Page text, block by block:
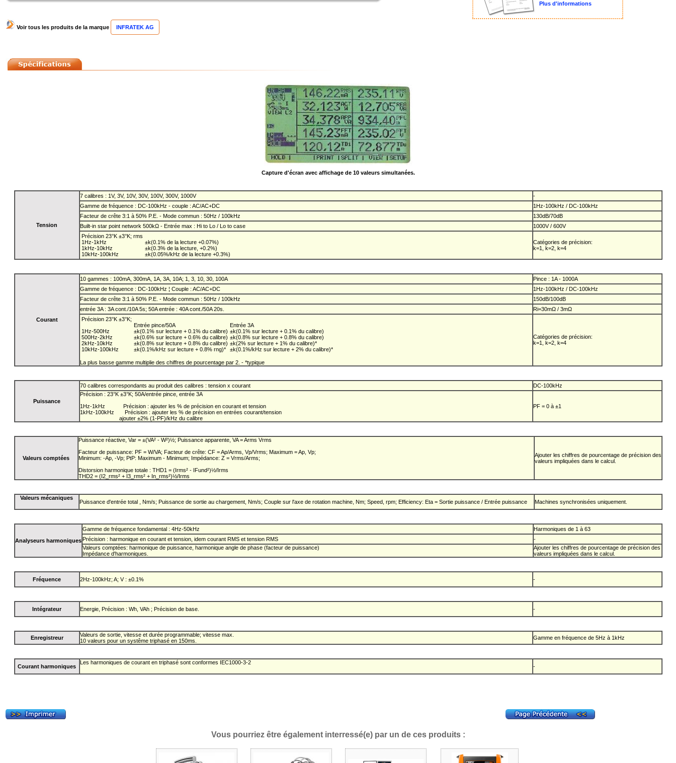
Plus d'informations
Voir tous les produits de la marque INFRATEK AG
Capture d'écran avec affichage de 10 valeurs simultanées.
Tension
7 calibres : 1V, 3V, 10V, 30V, 100V, 300V, 1000V
-
Gamme de fréquence : DC-100kHz - couple : AC/AC+DC
1Hz-100kHz / DC-100kHz
Facteur de crête 3:1 à 50% P.E. - Mode commun : 50Hz / 100kHz
130dB/70dB
Built-in star point network 500kΩ - Entrée max : Hi to Lo / Lo to case
1000V / 600V
Précision 23°K ±3°K; rms
1Hz-1kHz
1kHz-10kHz
10kHz-100kHz
±k(0.1% de la lecture +0.07%)
±k(0.3% de la lecture, +0.2%)
±k(0.05%/kHz de la lecture +0.3%)
Catégories de précision:
k=1, k=2, k=4
Courant
10 gammes : 100mA, 300mA, 1A, 3A, 10A; 1, 3, 10, 30, 100A
Pince : 1A - 1000A
Gamme de fréquence : DC-100kHz ¦ Couple : AC/AC+DC
1Hz-100kHz / DC-100kHz
Facteur de crête 3:1 à 50% P.E. - Mode commun : 50Hz / 100kHz
150dB/100dB
entrée 3A : 3A cont./10A 5s; 50A entrée : 40A cont./50A 20s.
Ri=30mΩ / 3mΩ
Précision 23°K ±3°K;
1Hz-500Hz
500Hz-2kHz
2kHz-10kHz
10kHz-100kHz
Entrée pince/50A
±k(0.1% sur lecture + 0.1% du calibre)
±k(0.6% sur lecture + 0.6% du calibre)
±k(0.8% sur lecture + 0.8% du calibre)
±k(0.1%/kHz sur lecture + 0.8% rng)*
Entrée 3A
±k(0.1% sur lecture + 0.1% du calibre)
±k(0.8% sur lecture + 0.8% du calibre)
±k(2% sur lecture + 1% du calibre)*
±k(0.1%/kHz sur lecture + 2% du calibre)*
La plus basse gamme multiplie des chiffres de pourcentage par 2. - *typique
Catégories de précision:
k=1, k=2, k=4
Puissance
70 calibres correspondants au produit des calibres : tension x courant
DC-100kHz
Précision : 23°K ±3°K; 50A/entrée pince, entrée 3A
1Hz-1kHz Précision : ajouter les % de précision en courant et tension
1kHz-100kHz Précision : ajouter les % de précision en entrées courant/tension
ajouter ±2% (1-PF)/kHz du calibre
PF = 0 à ±1
Valeurs comptées
Puissance réactive, Var = ±(VA² - W²)½; Puissance apparente, VA = Arms Vrms
Facteur de puissance: PF = W/VA; Facteur de crête: CF = Ap/Arms, Vp/Vrms; Maximum = Ap, Vp;
Minimum: -Ap, -Vp; PtP: Maximum - Minimum; Impédance: Z = Vrms/Arms;
Distorsion harmonique totale : THD1 = (Irms² - IFund²)½/Irms
THD2 = (I2_rms² + I3_rms² + In_rms²)½/Irms
Ajouter les chiffres de pourcentage de précision des
valeurs impliquées dans le calcul.
Valeurs mécaniques
Puissance d'entrée total , Nm/s; Puissance de sortie au chargement, Nm/s; Couple sur l'axe de rotation machine, Nm; Speed, rpm; Efficiency: Eta = Sortie puissance / Entrée puissance Machines synchronisées uniquement.
Analyseurs harmoniques
Gamme de fréquence fondamental : 4Hz-50kHz
Harmoniques de 1 à 63
Précision : harmonique en courant et tension, idem courant RMS et tension RMS
-
Valeurs comptées: harmonique de puissance, harmonique angle de phase (facteur de puissance)
Impédance d'harmoniques.
Ajouter les chiffres de pourcentage de précision des
valeurs impliquées dans le calcul.
Fréquence 2Hz-100kHz; A; V : ±0.1% -
Intégrateur Energie, Précision : Wh, VAh ; Précision de base. -
Enregistreur
Valeurs de sortie, vitesse et durée programmable; vitesse max.
10 valeurs pour un systême triphasé en 150ms.
Gamme en fréquence de 5Hz à 1kHz
Courant harmoniques
Les harmoniques de courant en triphasé sont conformes IEC1000-3-2
-
Vous pourriez être également interressé(e) par un de ces produits :